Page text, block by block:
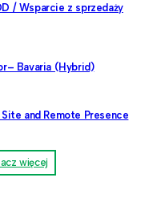
/ Wsparcie z sprzedaży
Bavaria (Hybrid)
and Remote Presence
więcej